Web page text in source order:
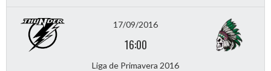
17/09/2016
16:00
Liga de Primavera 2016